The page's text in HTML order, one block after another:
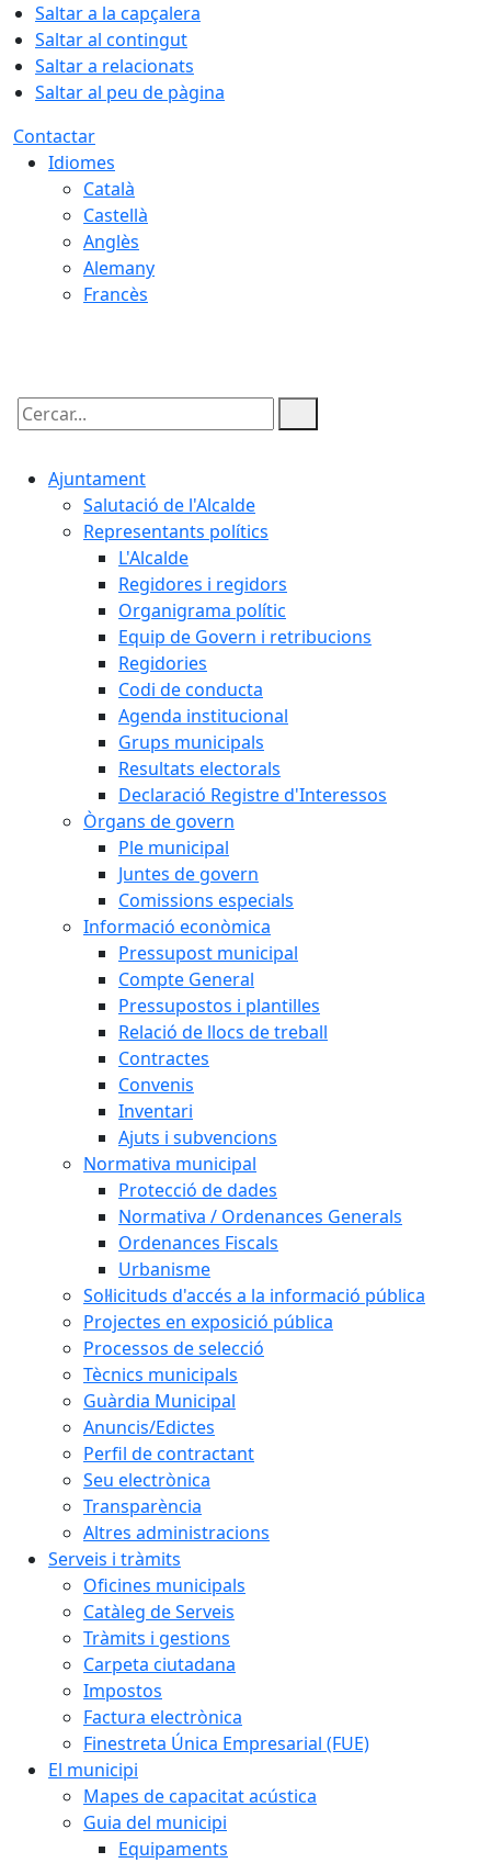
Saltar a la capçalera
Saltar al contingut
Saltar a relacionats
Saltar al peu de pàgina
Contactar
Idiomes
Català
Castellà
Anglès
Alemany
Francès
Cercar:
Ajuntament
Salutació de l'Alcalde
Representants polítics
L'Alcalde
Regidores i regidors
Organigrama polític
Equip de Govern i retribucions
Regidories
Codi de conducta
Agenda institucional
Grups municipals
Resultats electorals
Declaració Registre d'Interessos
Òrgans de govern
Ple municipal
Juntes de govern
Comissions especials
Informació econòmica
Pressupost municipal
Compte General
Pressupostos i plantilles
Relació de llocs de treball
Contractes
Convenis
Inventari
Ajuts i subvencions
Normativa municipal
Protecció de dades
Normativa / Ordenances Generals
Ordenances Fiscals
Urbanisme
Sol·licituds d'accés a la informació pública
Projectes en exposició pública
Processos de selecció
Tècnics municipals
Guàrdia Municipal
Anuncis/Edictes
Perfil de contractant
Seu electrònica
Transparència
Altres administracions
Serveis i tràmits
Oficines municipals
Catàleg de Serveis
Tràmits i gestions
Carpeta ciutadana
Impostos
Factura electrònica
Finestreta Única Empresarial (FUE)
El municipi
Mapes de capacitat acústica
Guia del municipi
Equipaments